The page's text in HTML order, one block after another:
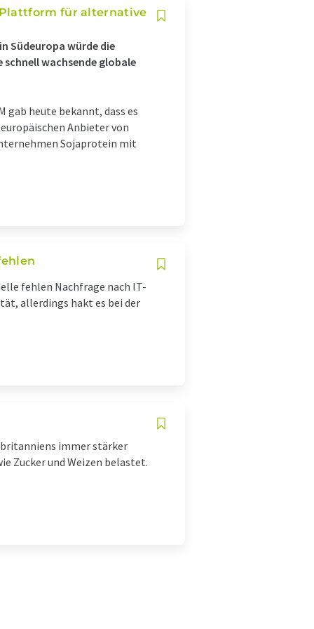
für alternative
Südeuropa würde die
wachsende globale
heute bekannt, dass es
Anbieter von
Sojaprotein mit
fehlen Nachfrage nach IT-
allerdings hakt es bei der
immer stärker
Zucker und Weizen belastet.